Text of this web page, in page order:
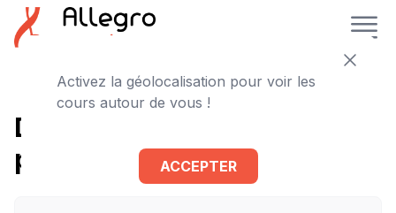
Activez la géolocalisation pour voir les
cours autour de vous !
ACCEPTER
D'autres cours de guitare à
proximité